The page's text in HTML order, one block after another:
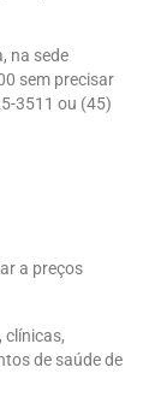
na sede
sem precisar
3511 ou (45)
a preços
clínicas,
de saúde de